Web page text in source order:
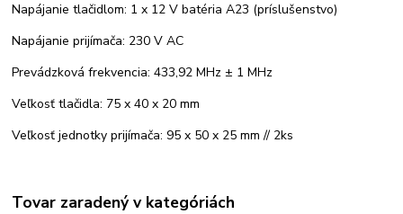
Napájanie tlačidlom: 1 x 12 V batéria A23 (príslušenstvo)
Napájanie prijímača: 230 V AC
Prevádzková frekvencia: 433,92 MHz ± 1 MHz
Veľkosť tlačidla: 75 x 40 x 20 mm
Veľkosť jednotky prijímača: 95 x 50 x 25 mm // 2ks
Tovar zaradený v kategóriách